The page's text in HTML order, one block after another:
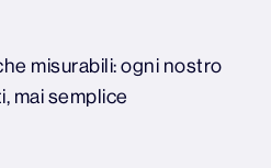
misurabili: ogni nostro
mai semplice